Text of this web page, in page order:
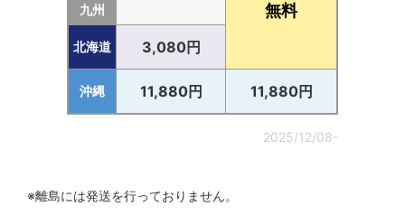
九州
無料
北海道 3,080円
沖縄 11,880円 11,880円
2025/12/08-
※離島には発送を行っておりません。